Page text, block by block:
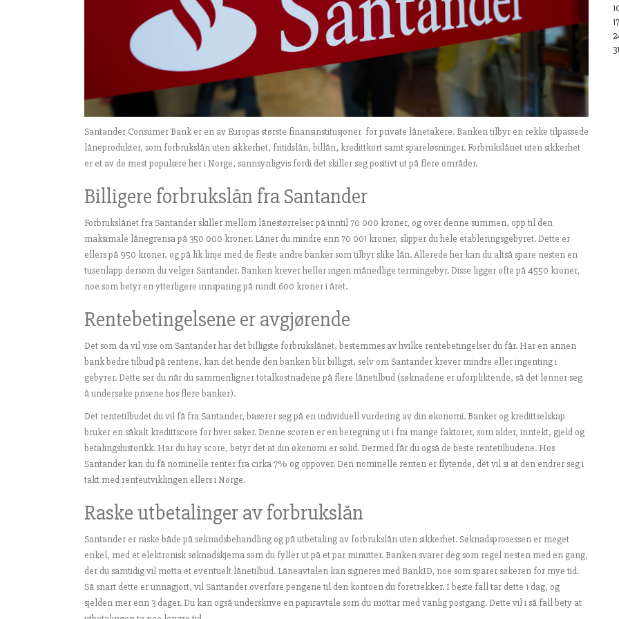
Santander Consumer Bank er en av Europas største finansinstitusjoner for private lånetakere. Banken tilbyr en rekke tilpassede
låneprodukter, som forbrukslån uten sikkerhet, fritidslån, billån, kredittkort samt spareløsninger. Forbrukslånet uten sikkerhet
er et av de mest populære her i Norge, sannsynligvis fordi det skiller seg positivt ut på flere områder.
Billigere forbrukslån fra Santander
Forbrukslånet fra Santander skiller mellom lånestørrelser på inntil 70 000 kroner, og over denne summen, opp til den
maksimale lånegrensa på 350 000 kroner. Låner du mindre enn 70 001 kroner, slipper du hele etableringsgebyret. Dette er
ellers på 950 kroner, og på lik linje med de fleste andre banker som tilbyr slike lån. Allerede her kan du altså spare nesten en
tusenlapp dersom du velger Santander. Banken krever heller ingen månedlige termingebyr. Disse ligger ofte på 45­50 kroner,
noe som betyr en ytterligere innsparing på rundt 600 kroner i året.
Rentebetingelsene er avgjørende
Det som da vil vise om Santander har det billigste forbrukslånet, bestemmes av hvilke rentebetingelser du får. Har en annen
bank bedre tilbud på rentene, kan det hende den banken blir billigst, selv om Santander krever mindre eller ingenting i
gebyrer. Dette ser du når du sammenligner totalkostnadene på flere lånetilbud (søknadene er uforpliktende, så det lønner seg
å undersøke prisene hos flere banker).
Det rentetilbudet du vil få fra Santander, baserer seg på en individuell vurdering av din økonomi. Banker og kredittselskap
bruker en såkalt kredittscore for hver søker. Denne scoren er en beregning ut i fra mange faktorer, som alder, inntekt, gjeld og
betalingshistorikk. Har du høy score, betyr det at din økonomi er solid. Dermed får du også de beste rentetilbudene. Hos
Santander kan du få nominelle renter fra cirka 7% og oppover. Den nominelle renten er flytende, det vil si at den endrer seg i
takt med renteutviklingen ellers i Norge.
Raske utbetalinger av forbrukslån
Santander er raske både på søknadsbehandling og på utbetaling av forbrukslån uten sikkerhet. Søknadsprosessen er meget
enkel, med et elektronisk søknadskjema som du fyller ut på et par minutter. Banken svarer deg som regel nesten med en gang,
der du samtidig vil motta et eventuelt lånetilbud. Låneavtalen kan signeres med BankID, noe som sparer søkeren for mye tid.
Så snart dette er unnagjort, vil Santander overføre pengene til den kontoen du foretrekker. I beste fall tar dette 1 dag, og
sjelden mer enn 3 dager. Du kan også underskrive en papiravtale som du mottar med vanlig postgang. Dette vil i så fall bety at
17
31